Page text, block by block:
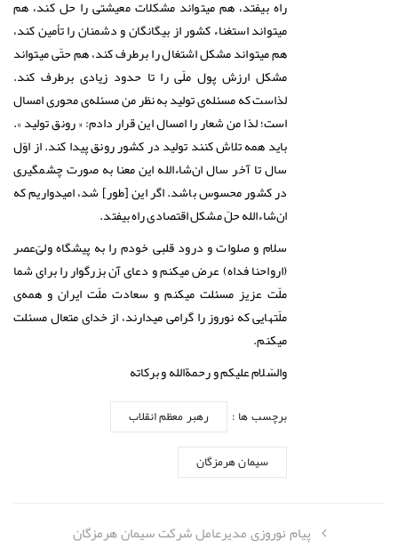
راه بیفتد، هم میتواند مشکلات معیشتی را حل کند، هم
میتواند استغناء کشور از بیگانگان و دشمنان را تأمین کند،
هم میتواند مشکل اشتغال را برطرف کند، هم حتّی میتواند
مشکل ارزش پول ملّی را تا حدود زیادی برطرف کند.
لذاست که مسئله‌ی تولید به نظر من مسئله‌ی محوری امسال
است؛ لذا من شعار را امسال این قرار دادم: « رونق تولید ».
باید همه تلاش کنند تولید در کشور رونق پیدا کند. از اوّل
سال تا آخر سال ان‌شاءالله این معنا به صورت چشمگیری
در کشور محسوس باشد. اگر این [طور] شد، امیدواریم که
ان‌شاءالله حلّ مشکل اقتصادی راه بیفتد.
سلام و صلوات و درود قلبی خودم را به پیشگاه ولیّ‌عصر
(ارواحنا فداه) عرض میکنم و دعای آن بزرگوار را برای شما
ملّت عزیز مسئلت میکنم و سعادت ملّت ایران و همه‌ی
ملّتهایی که نوروز را گرامی میدارند، از خدای متعال مسئلت
میکنم.
والسّلام علیکم و رحمةالله و برکاته
برچسب ها : رهبر معظم انقلاب
سیمان هرمزگان
پیام نوروزی مدیرعامل شرکت سیمان هرمزگان